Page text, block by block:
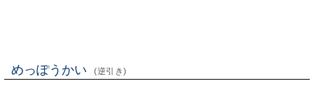
めっぽうかい (逆引き)